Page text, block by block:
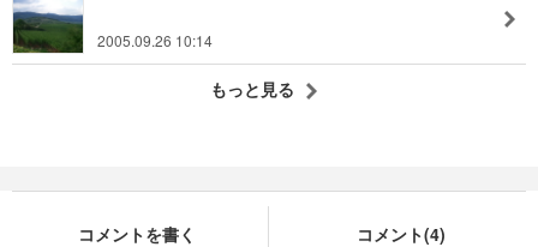
2005.09.26 10:14
もっと見る
コメントを書く コメント(4)